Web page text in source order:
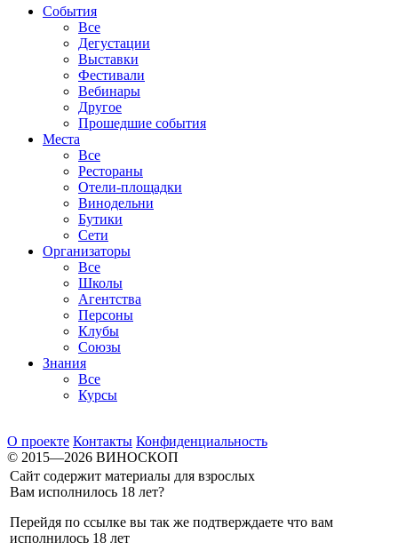
События
Все
Дегустации
Выставки
Фестивали
Вебинары
Другое
Прошедшие события
Места
Все
Рестораны
Отели-площадки
Винодельни
Бутики
Сети
Организаторы
Все
Школы
Агентства
Персоны
Клубы
Союзы
Знания
Все
Курсы
О проекте Контакты Конфиденциальность
© 2015—2026 ВИНОСКОП
Сайт содержит материалы для взрослых
Вам исполнилось 18 лет?
Перейдя по ссылке вы так же подтверждаете что вам
исполнилось 18 лет